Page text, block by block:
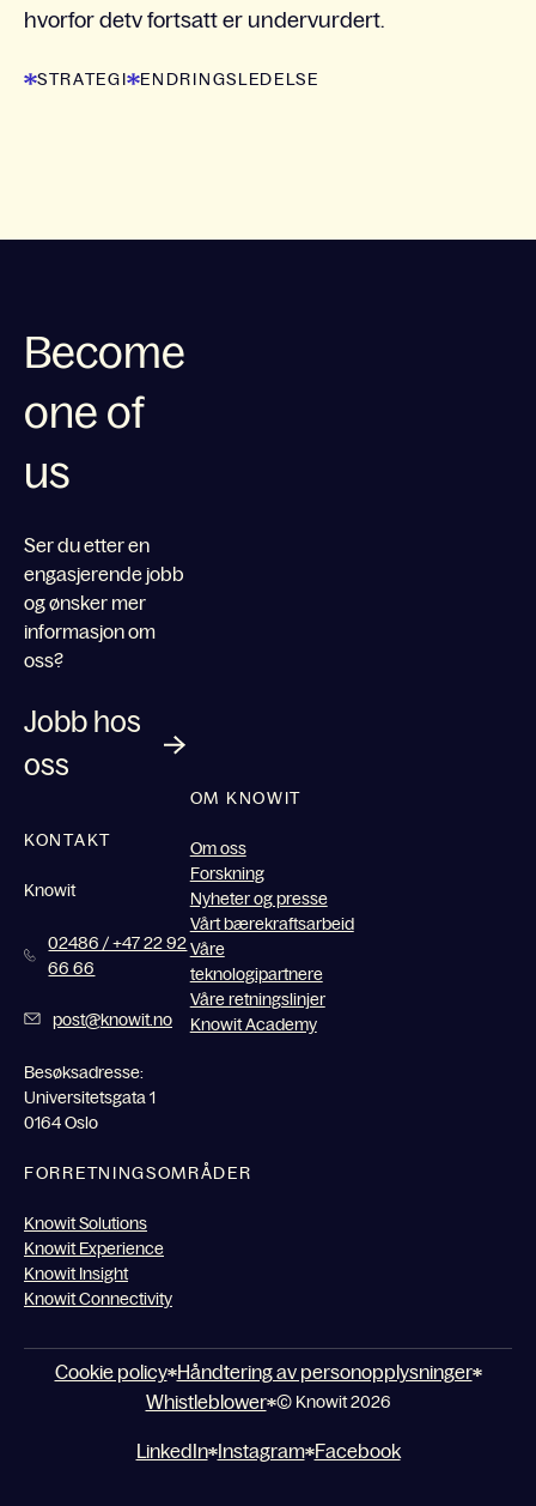
hvorfor detv fortsatt er undervurdert.
STRATEGI ENDRINGSLEDELSE
Become
one of
us
Ser du etter en
engasjerende jobb
og ønsker mer
informasjon om
oss?
Jobb hos
oss
KONTAKT
Knowit
02486 / +47 22 92
66 66
post@knowit.no
Besøksadresse:
Universitetsgata 1
0164 Oslo
OM KNOWIT
Om oss
Forskning
Nyheter og presse
Vårt bærekraftsarbeid
Våre
teknologipartnere
Våre retningslinjer
Knowit Academy
FORRETNINGSOMRÅDER
Knowit Solutions
Knowit Experience
Knowit Insight
Knowit Connectivity
Cookie policy Håndtering av personopplysninger
Whistleblower © Knowit 2026
LinkedIn Instagram Facebook